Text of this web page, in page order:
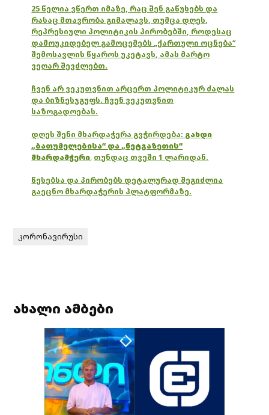
25 წელია ვწერთ იმაზე, რაც შენ გაწუხებს და
რასაც მთავრობა გიმალავს, თუმცა დღეს,
რეპრესიული პოლიტიკის პირობებში, როდესაც
დამოუკიდებელ გამოცემებს „ქართული ოცნება“
შემოსავლის წყაროს უკეტავს, ამას მარტო
ვეღარ შევძლებთ.
ჩვენ არ ვეკუთვნით არცერთ პოლიტიკურ ძალას
და ბიზნესჯგუფს. ჩვენ ვეკუთვნით
საზოგადოებას.
დღეს შენი მხარდაჭერა გვჭირდება: გახდი
„ბათუმელებისა“ და „ნეტგაზეთის“
მხარდამჭერი, თუნდაც თვეში 1 ლარიდან.
წესებსა და პირობებს დეტალურად შეგიძლია
გაეცნო მხარდაჭერის პლატფორმაზე.
კორონავირუსი
ახალი ამბები